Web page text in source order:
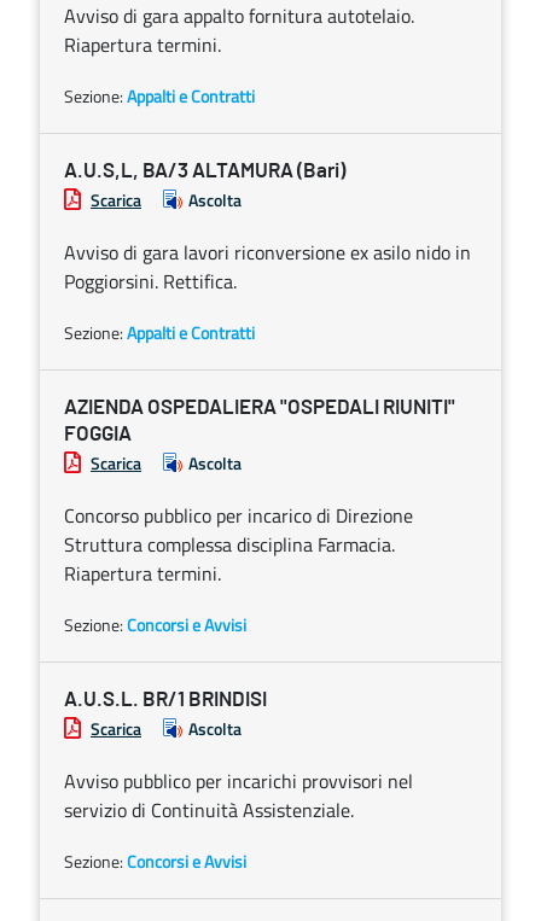
Avviso di gara appalto fornitura autotelaio.
Riapertura termini.
Sezione:Appalti e Contratti
A.U.S,L, BA/3 ALTAMURA (Bari)
Scarica Ascolta
Avviso di gara lavori riconversione ex asilo nido in
Poggiorsini. Rettifica.
Sezione:Appalti e Contratti
AZIENDA OSPEDALIERA "OSPEDALI RIUNITI"
FOGGIA
Scarica Ascolta
Concorso pubblico per incarico di Direzione
Struttura complessa disciplina Farmacia.
Riapertura termini.
Sezione:Concorsi e Avvisi
A.U.S.L. BR/1 BRINDISI
Scarica Ascolta
Avviso pubblico per incarichi provvisori nel
servizio di Continuità Assistenziale.
Sezione:Concorsi e Avvisi